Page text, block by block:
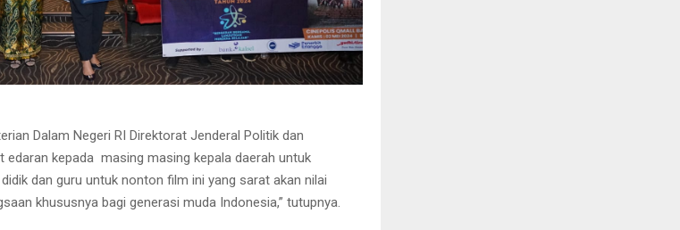
Dalam Negeri RI Direktorat Jenderal Politik dan
kepada masing masing kepala daerah untuk
dan guru untuk nonton film ini yang sarat akan nilai
khususnya bagi generasi muda Indonesia,” tutupnya.